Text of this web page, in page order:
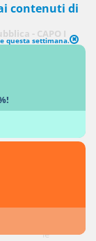
- CAPO I
e servizi
PUBBLICA
le
contenuti di
questa settimana.